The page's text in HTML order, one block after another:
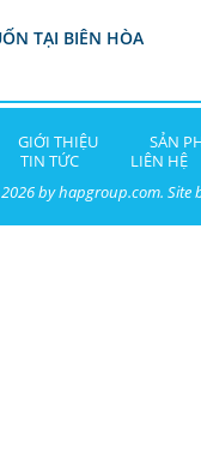
TẠI BIÊN HÒA
GIỚI THIỆU SẢN
TIN TỨC
LIÊN HỆ
by hapgroup.com. Site